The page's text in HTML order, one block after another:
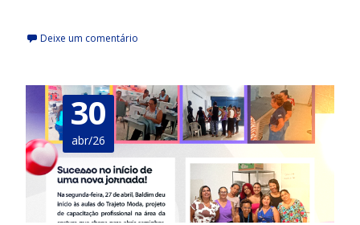
Deixe um comentário
30
abr/26